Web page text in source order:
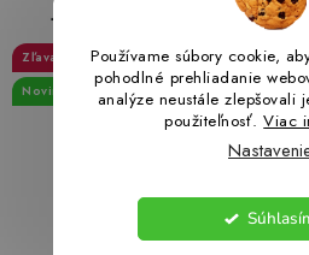
Používame súbory cookie,
pohodlné prehliadanie
analýze neustále zlepšovali
použiteľnosť.Viac
zemiakmi, červenou repou,
banánom a ovsom, 100 g
10 %
Novinka